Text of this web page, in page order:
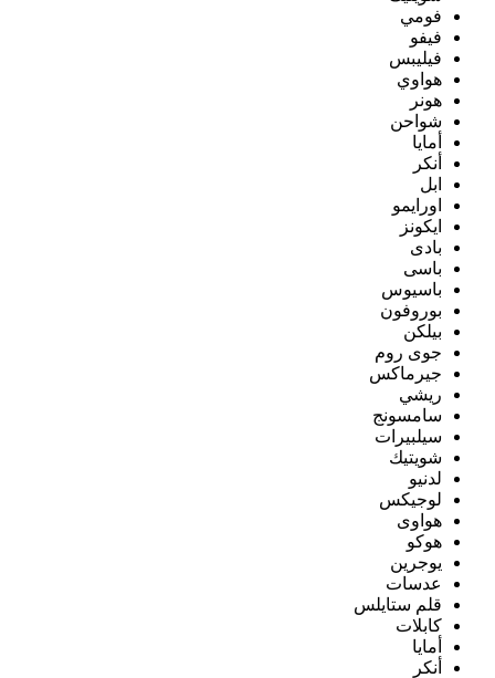
فومي
فيفو
فيليبس
هواوي
هونر
شواحن
أمايا
أنكر
ابل
اورايمو
ايكونز
بادى
باسى
باسيوس
بوروفون
بيلكن
جوى روم
جيرماكس
ريشي
سامسونج
سيلبيرات
شويتيك
لدنيو
لوجيكس
هواوى
هوكو
يوجرين
عدسات
قلم ستايلس
كابلات
أمايا
أنكر